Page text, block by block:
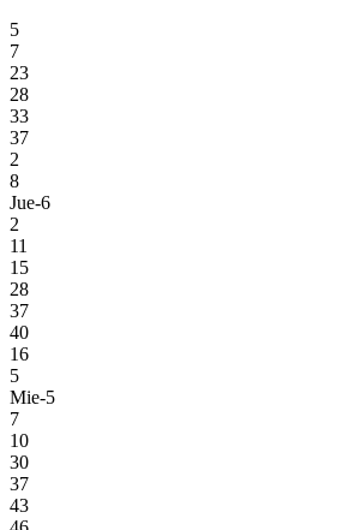
5
7
23
28
33
37
2
8
Jue-6
2
11
15
28
37
40
16
5
Mie-5
7
10
30
37
43